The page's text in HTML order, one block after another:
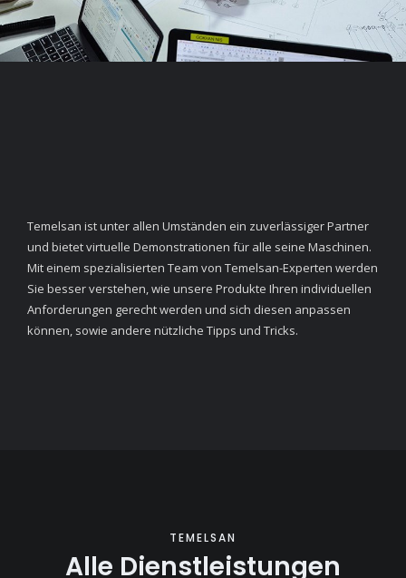
Temelsan ist unter allen Umständen ein zuverlässiger Partner
und bietet virtuelle Demonstrationen für alle seine Maschinen.
Mit einem spezialisierten Team von Temelsan-Experten werden
Sie besser verstehen, wie unsere Produkte Ihren individuellen
Anforderungen gerecht werden und sich diesen anpassen
können, sowie andere nützliche Tipps und Tricks.
TEMELSAN
Alle Dienstleistungen